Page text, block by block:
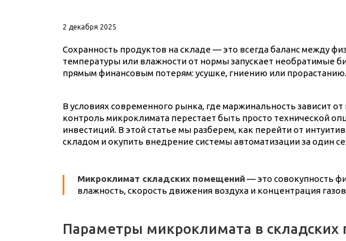
2 декабря 2025
Сохранность продуктов на складе — это всегда баланс между
температуры или влажности от нормы запускает необратимые
прямым финансовым потерям: усушке, гниению или прорастанию.
В условиях современного рынка, где маржинальность зависит
контроль микроклимата перестает быть просто технической
инвестиций. В этой статье мы разберем, как перейти от
складом и окупить внедрение системы автоматизации за один
Микроклимат складских помещений— это совокупность
влажность, скорость движения воздуха и концентрация газов
Параметры микроклимата в